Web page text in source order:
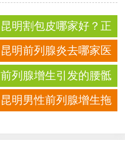
昆明割包皮哪家好？正
规医院微创无痛｜专家
亲诊｜价格透明可预约
昆明前列腺炎去哪家医
院？本地三甲公开正规
诊疗方案与真实费用
前列腺增生引发的腰骶
部疼痛的药物缓解方法
昆明男性前列腺增生拖